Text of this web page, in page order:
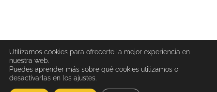
Utilizamos cookies para ofrecerte la mejor experiencia en
nuestra web.
Puedes aprender más sobre qué cookies utilizamos o
desactivarlas en los ajustes.